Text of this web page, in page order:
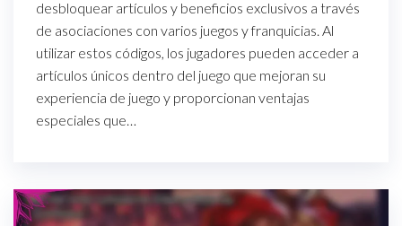
desbloquear artículos y beneficios exclusivos a través
de asociaciones con varios juegos y franquicias. Al
utilizar estos códigos, los jugadores pueden acceder a
artículos únicos dentro del juego que mejoran su
experiencia de juego y proporcionan ventajas
especiales que…